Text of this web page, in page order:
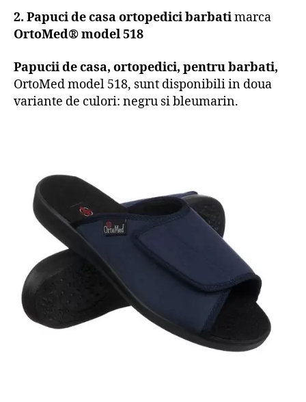
2. Papuci de casa ortopedici barbatimarca
OrtoMed® model 518
Papucii de casa, ortopedici, pentru barbati,
OrtoMed model 518, sunt disponibili in doua
variante de culori: negru si bleumarin.